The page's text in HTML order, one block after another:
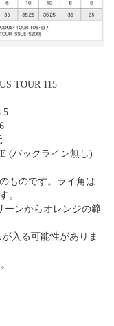
TOUR 115
(バックライン無し)
ものです。ライ角は
。
ーンからオレンジの範
入る可能性がありま